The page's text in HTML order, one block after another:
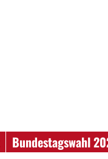
Bundestagswahl